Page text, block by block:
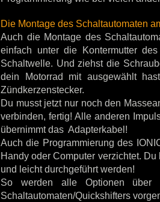
Die Montage des Schaltautomaten
Auch die Montage des
einfach unter die Kontermutter
Schaltwelle. Und ziehst die
dein Motorrad mit ausgewählt
Zündkerzenstecker.
Du musst jetzt nur noch den
verbinden, fertig! Alle anderen
übernimmt das Adapterkabel!
Auch die Programmierung des
Handy oder Computer verzichtet.
und leicht durchgeführt werden!
So werden alle Optionen
Schaltautomaten/Quickshifters